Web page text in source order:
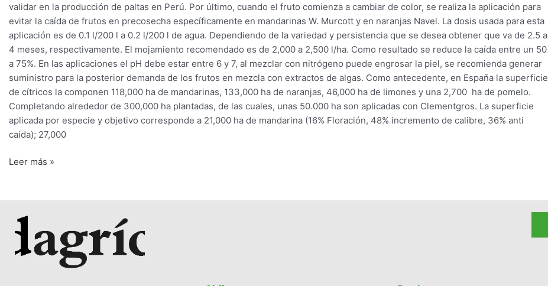
validar en la producción de paltas en Perú. Por último, cuando el fruto comienza a cambiar de color, se realiza la aplicación para
evitar la caída de frutos en precosecha específicamente en mandarinas W. Murcott y en naranjas Navel. La dosis usada para esta
aplicación es de 0.1 l/200 l a 0.2 l/200 l de agua. Dependiendo de la variedad y persistencia que se desea obtener que va de 2.5 a
4 meses, respectivamente. El mojamiento recomendado es de 2,000 a 2,500 l/ha. Como resultado se reduce la caída entre un 50
a 75%. En las aplicaciones el pH debe estar entre 6 y 7, al mezclar con nitrógeno puede engrosar la piel, se recomienda generar
suministro para la posterior demanda de los frutos en mezcla con extractos de algas. Como antecedente, en España la superficie
de cítricos la componen 118,000 ha de mandarinas, 133,000 ha de naranjas, 46,000 ha de limones y una 2,700 ha de pomelo.
Completando alrededor de 300,000 ha plantadas, de las cuales, unas 50.000 ha son aplicadas con Clementgros. La superficie
aplicada por especie y objetivo corresponde a 21,000 ha de mandarina (16% Floración, 48% incremento de calibre, 36% anti
caída); 27,000
Leer más »